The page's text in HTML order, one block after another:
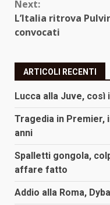
Next:
L’Italia ritrova
convocati
ARTICOLI RECENTI
Lucca alla Juve, così
Tragedia in Premier,
anni
Spalletti gongola,
affare fatto
Addio alla Roma,